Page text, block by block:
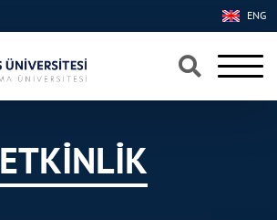
×
×
ENG
ETKİNLİK